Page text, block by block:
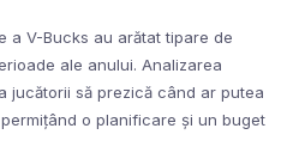
a V-Bucks au arătat tipare de
ale anului. Analizarea
jucătorii să prezică când ar putea
o planificare și un buget